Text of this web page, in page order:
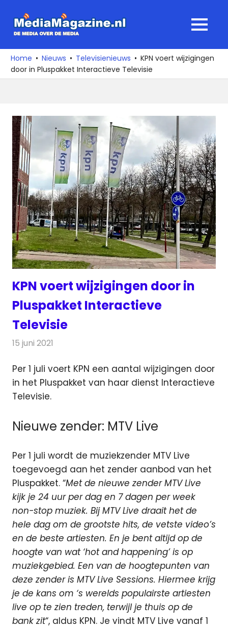
naar
media
over
de
MENU
Home Nieuws Televisienieuws
KPN voert wijzigingen
door in Pluspakket Interactieve Televisie
KPN voert wijzigingen door in
Pluspakket Interactieve
Televisie
15 juni 2021
Per 1 juli voert KPN een aantal wijzigingen door
in het Pluspakket van haar dienst Interactieve
Televisie.
Nieuwe zender: MTV Live
Per 1 juli wordt de muziekzender MTV Live
toegevoegd aan het zender aanbod van het
Pluspakket. “Met de nieuwe zender MTV Live
kijk je 24 uur per dag en 7 dagen per week
non-stop muziek. Bij MTV Live draait het de
hele dag om de grootste hits, de vetste video’s
en de beste artiesten. En je bent altijd op de
hoogte van wat ‘hot and happening’ is op
muziekgebied. Een van de hoogtepunten van
deze zender is MTV Live Sessions. Hiermee krijg
je de kans om ‘s werelds populairste artiesten
live op te zien treden, terwijl je thuis op de
bank zit“, aldus KPN. Je vindt MTV Live vanaf 1